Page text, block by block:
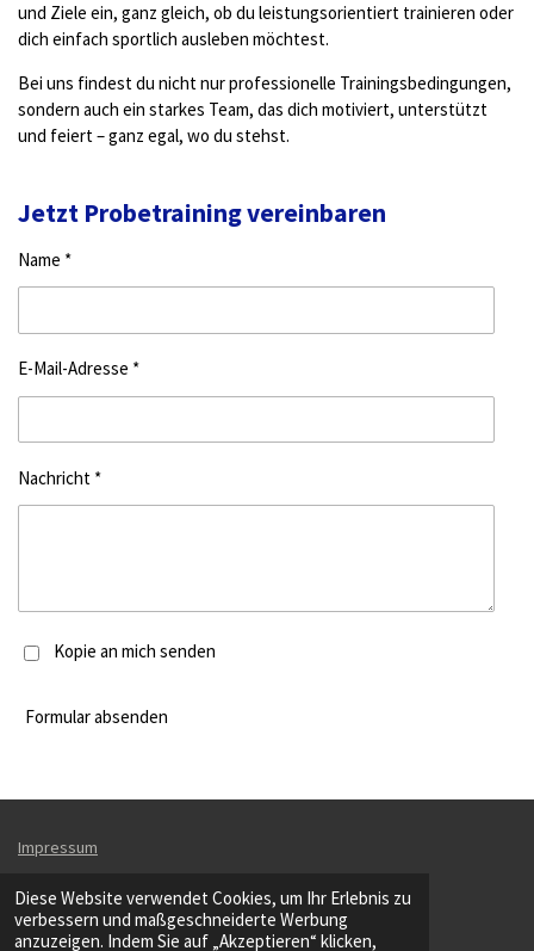
Diese Website verwendet Cookies, um Ihr Erlebnis zu
verbessern und maßgeschneiderte Werbung
anzuzeigen. Indem Sie auf „Akzeptieren“ klicken,
und Ziele ein, ganz gleich, ob du leistungsorientiert trainieren oder
dich einfach sportlich ausleben möchtest.
Bei uns findest du nicht nur professionelle Trainingsbedingungen,
sondern auch ein starkes Team, das dich motiviert, unterstützt
und feiert – ganz egal, wo du stehst.
Jetzt Probetraining vereinbaren
Name *
E-Mail-Adresse *
Nachricht *
Kopie an mich senden
Formular absenden
Impressum
Datenschutzerklärung